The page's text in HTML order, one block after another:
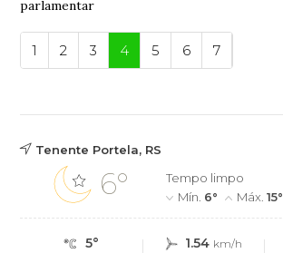
parlamentar
1 2 3 4 5 6 7
Tenente Portela, RS
6°
Tempo limpo
Mín. 6° Máx.15°
5° 1.54 km/h